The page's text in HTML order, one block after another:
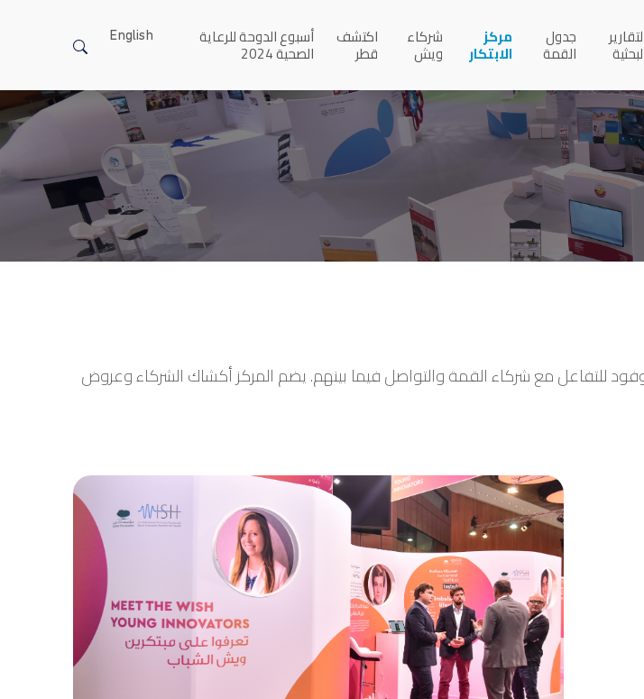
جدول
القمة
مركز
الابتكار
شركاء
ويش
اكتشف
قطر
أسبوع الدوحة للرعاية
الصحية 2024
English
يوفر فضاءً حيوياً للوفود للتفاعل مع شركاء القمة والتواصل فيما بينهم. يضم المركز أكشاك الشركاء وعروض